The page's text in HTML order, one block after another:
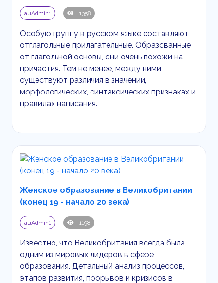
auAdmin1 1358
Особую группу в русском языке составляют
отглагольные прилагательные. Образованные
от глагольной основы, они очень похожи на
причастия. Тем не менее, между ними
существуют различия в значении,
морфологических, синтаксических признаках и
правилах написания.
Женское образование в Великобритании
(конец 19 - начало 20 века)
auAdmin1 1198
Известно, что Великобритания всегда была
одним из мировых лидеров в сфере
образования. Детальный анализ процессов,
этапов развития, прорывов и кризисов в